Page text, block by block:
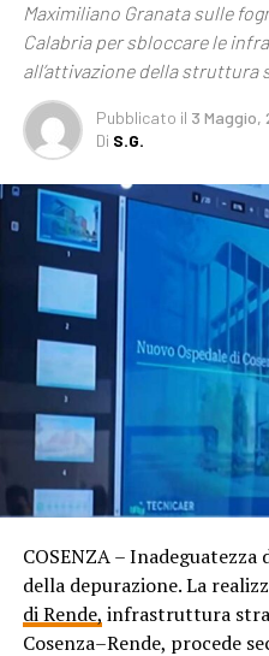
Maximiliano Granata sulle
Calabria per sbloccare le
all’attivazione della struttura
Pubblicato il 3 Maggio,
Di S.G.
COSENZA –
della depurazione. La
di Rende, infrastruttura
Cosenza–Rende, procede